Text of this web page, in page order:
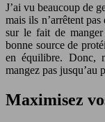
J’ai vu beaucoup de
mais ils n’arrêtent
sur le fait de
bonne source de
en équilibre. Donc,
mangez pas jusqu’au
Maximisez